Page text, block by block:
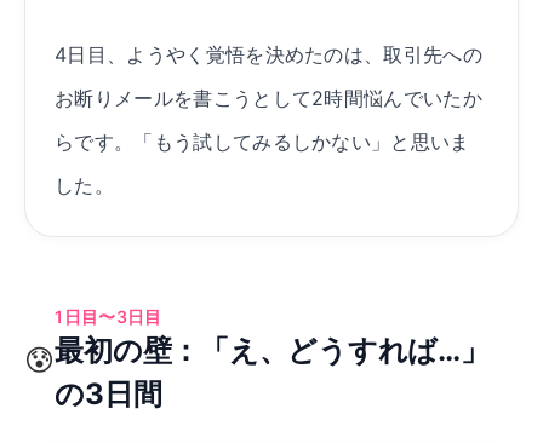
4日目、ようやく覚悟を決めたのは、取引先への
お断りメールを書こうとして2時間悩んでいたか
らです。「もう試してみるしかない」と思いま
した。
😰
1日目〜3日目
最初の壁：「え、どうすれば…」
の3日間